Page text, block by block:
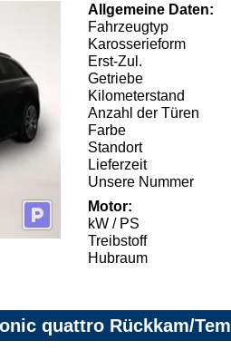
Allgemeine Daten:
Fahrzeugtyp
Karosserieform
Erst-Zul.
Getriebe
Kilometerstand
Anzahl der Türen
Farbe
Standort
Lieferzeit
Unsere Nummer
Motor:
kW / PS
Treibstoff
Hubraum
quattro Rückkam/Tem